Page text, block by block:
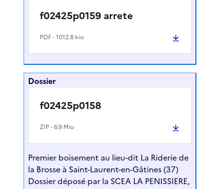
f02425p0159 arrete
PDF- 1012.8 kio
Dossier
f02425p0158
ZIP- 6.9 Mio
Premier boisement au lieu-dit La Riderie de
la Brosse à Saint-Laurent-en-Gâtines (37)
Dossier déposé par la SCEA LA PENISSIERE,